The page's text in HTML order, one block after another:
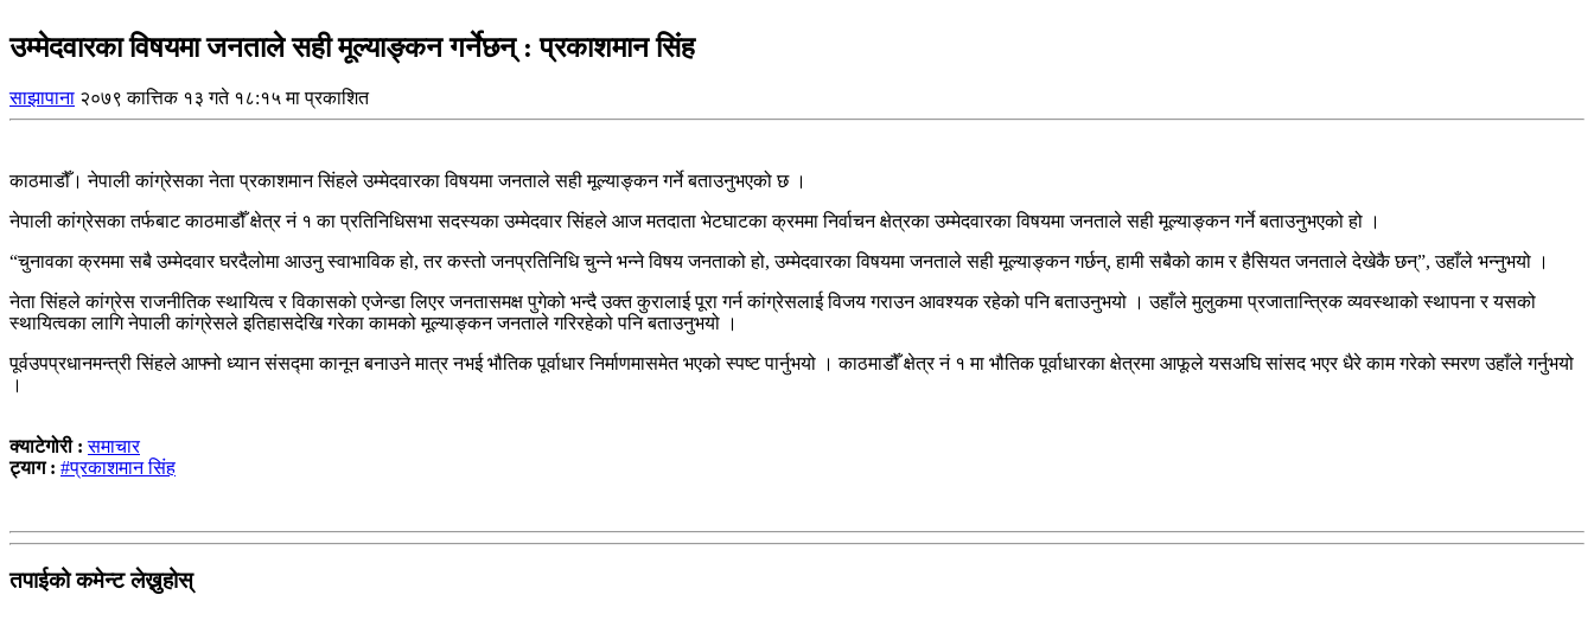
उम्मेदवारका विषयमा जनताले सही मूल्याङ्कन गर्नेछन् : प्रकाशमान सिंह
साझापाना २०७९ कात्तिक १३ गते १८:१५ मा प्रकाशित
काठमाडौँ। नेपाली कांग्रेसका नेता प्रकाशमान सिंहले उम्मेदवारका विषयमा जनताले सही मूल्याङ्कन गर्ने बताउनुभएको छ ।
नेपाली कांग्रेसका तर्फबाट काठमाडौँ क्षेत्र नं १ का प्रतिनिधिसभा सदस्यका उम्मेदवार सिंहले आज मतदाता भेटघाटका क्रममा निर्वाचन क्षेत्रका उम्मेदवारका विषयमा जनताले सही मूल्याङ्कन गर्ने बताउनुभएको हो ।
“चुनावका क्रममा सबै उम्मेदवार घरदैलोमा आउनु स्वाभाविक हो, तर कस्तो जनप्रतिनिधि चुन्ने भन्ने विषय जनताको हो, उम्मेदवारका विषयमा जनताले सही मूल्याङ्कन गर्छन्, हामी सबैको काम र हैसियत जनताले देखेकै छन्”, उहाँले भन्नुभयो ।
नेता सिंहले कांग्रेस राजनीतिक स्थायित्व र विकासको एजेन्डा लिएर जनतासमक्ष पुगेको भन्दै उक्त कुरालाई पूरा गर्न कांग्रेसलाई विजय गराउन आवश्यक रहेको पनि बताउनुभयो । उहाँले मुलुकमा प्रजातान्त्रिक व्यवस्थाको स्थापना र यसको
स्थायित्वका लागि नेपाली कांग्रेसले इतिहासदेखि गरेका कामको मूल्याङ्कन जनताले गरिरहेको पनि बताउनुभयो ।
पूर्वउपप्रधानमन्त्री सिंहले आफ्नो ध्यान संसद्मा कानून बनाउने मात्र नभई भौतिक पूर्वाधार निर्माणमासमेत भएको स्पष्ट पार्नुभयो । काठमाडौँ क्षेत्र नं १ मा भौतिक पूर्वाधारका क्षेत्रमा आफूले यसअघि सांसद भएर धैरे काम गरेको स्मरण उहाँले गर्नुभयो
।
क्याटेगोरी :समाचार
ट्याग : #प्रकाशमान सिंह
तपाईको कमेन्ट लेख्नुहोस्